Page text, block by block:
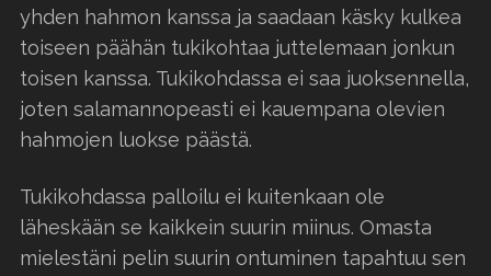
yhden hahmon kanssa ja saadaan käsky kulkea
toiseen päähän tukikohtaa juttelemaan jonkun
toisen kanssa. Tukikohdassa ei saa juoksennella,
joten salamannopeasti ei kauempana olevien
hahmojen luokse päästä.
Tukikohdassa palloilu ei kuitenkaan ole
läheskään se kaikkein suurin miinus. Omasta
mielestäni pelin suurin ontuminen tapahtuu sen